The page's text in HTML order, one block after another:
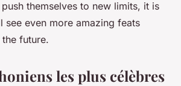
themselves to new limits, it is
see even more amazing feats
future.
les plus célèbres